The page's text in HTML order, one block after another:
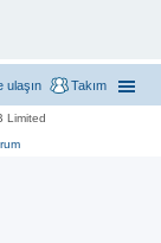
Takım
ulaşın
Limited